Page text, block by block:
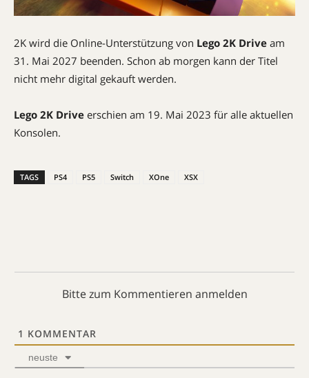
2K wird die Online-Unterstützung von Lego 2K Drive am
31. Mai 2027 beenden. Schon ab morgen kann der Titel
nicht mehr digital gekauft werden.
Lego 2K Drive erschien am 19. Mai 2023 für alle aktuellen
Konsolen.
TAGS PS4 PS5 Switch XOne XSX
Bitte zum Kommentieren anmelden
1 KOMMENTAR
neuste